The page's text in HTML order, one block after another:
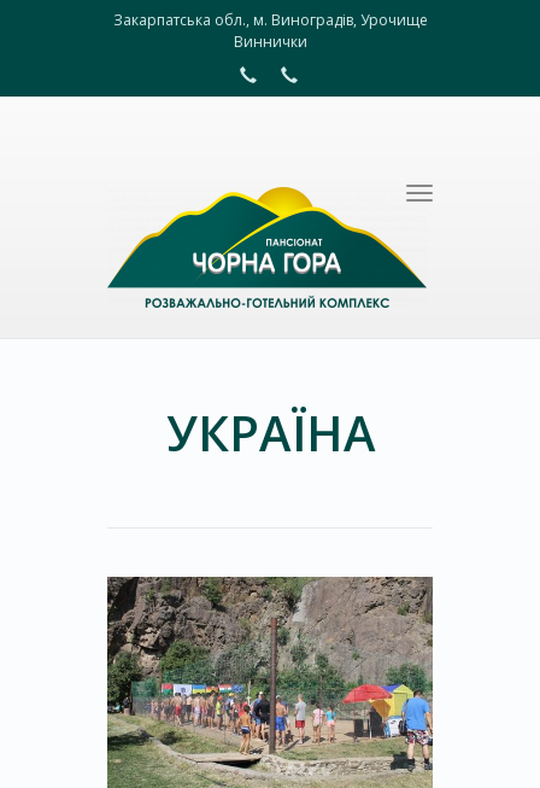
Закарпатська обл., м. Виноградів, Урочище
Виннички
Toggle
УКРАЇНА